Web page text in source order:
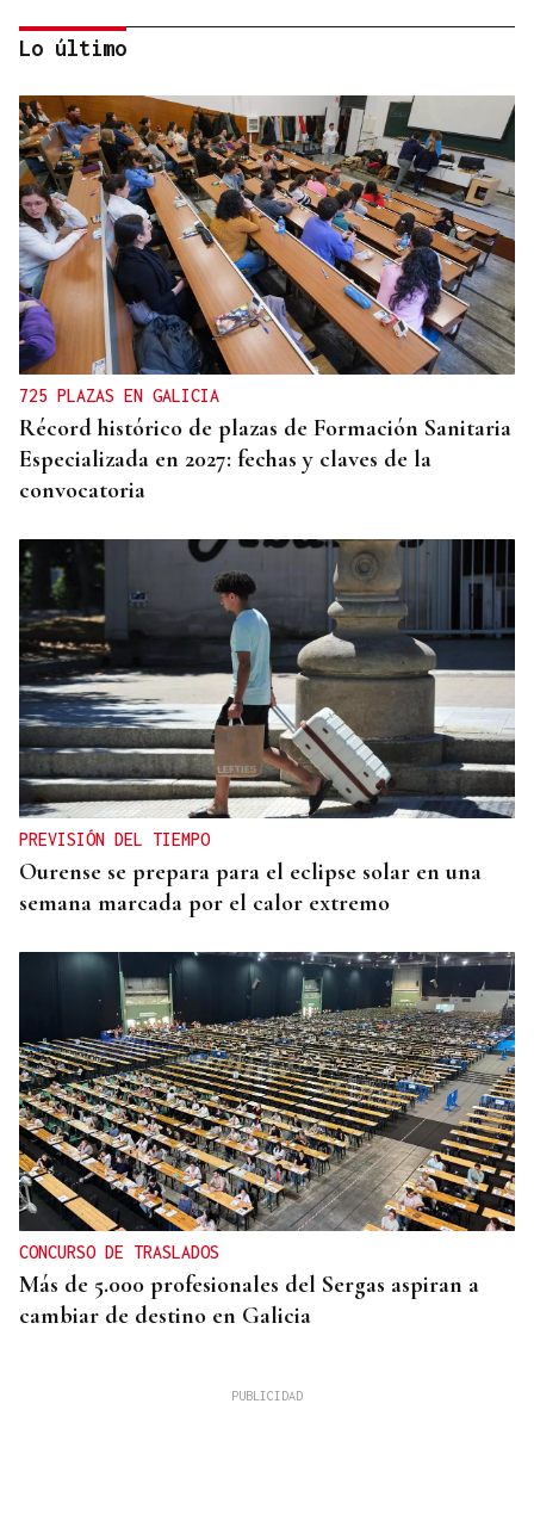
HELICOPTERO MEDICALIZADO
Un motorista en estado grave tras una colisión en
Velle
Lo último
725 PLAZAS EN GALICIA
Récord histórico de plazas de Formación Sanitaria
Especializada en 2027: fechas y claves de la
convocatoria
PREVISIÓN DEL TIEMPO
Ourense se prepara para el eclipse solar en una
semana marcada por el calor extremo
CONCURSO DE TRASLADOS
Más de 5.000 profesionales del Sergas aspiran a
cambiar de destino en Galicia